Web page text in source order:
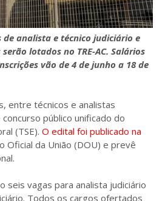
de analista e técnico judiciário e
lotados no TRE-AC. Salários
vão de 4 de junho a 18 de
entre técnicos e analistas
público unificado do
(TSE). O edital foi publicado na
Oficial da União (DOU) e prevê
seis vagas para analista judiciário
Todos os cargos ofertados